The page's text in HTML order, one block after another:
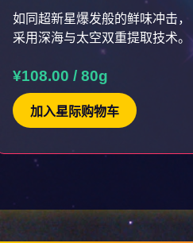
如同超新星爆发般的鲜味冲击，
采用深海与太空双重提取技术。
¥108.00 / 80g
加入星际购物车